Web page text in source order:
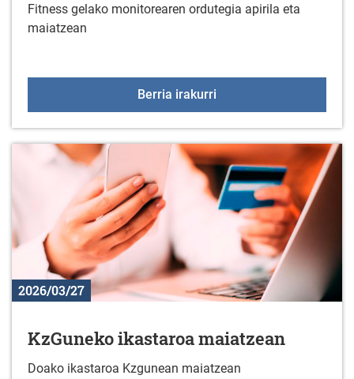
Fitness gelako monitorearen ordutegia apirila eta
maiatzean
Berria irakurri
2026/03/27
KzGuneko ikastaroa maiatzean
Doako ikastaroa Kzgunean maiatzean